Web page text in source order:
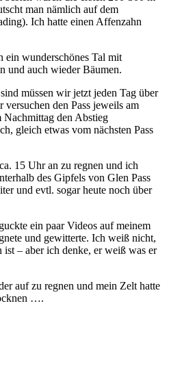
man nämlich auf dem
Ich hatte einen Affenzahn
ein wunderschönes Tal mit
und auch wieder Bäumen.
müssen wir jetzt jeden Tag über
versuchen den Pass jeweils am
Nachmittag den Abstieg
gleich etwas vom nächsten Pass
15 Uhr an zu regnen und ich
des Gipfels von Glen Pass
und evtl. sogar heute noch über
ein paar Videos auf meinem
und gewitterte. Ich weiß nicht,
– aber ich denke, er weiß was er
auf zu regnen und mein Zelt hatte
….